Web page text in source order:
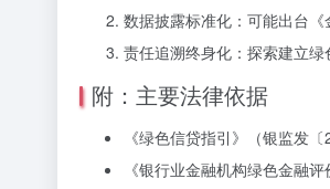
数据披露标准化：可能出台
责任追溯终身化：探索建立
附：主要法律依据
《绿色信贷指引》（银监发
《银行业金融机构绿色金融